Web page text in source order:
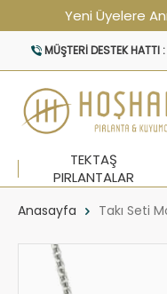
Yeni Üyelere
MÜŞTERI DESTEK HATTI :
TEKTAŞ
PIRLANTALAR
Anasayfa Takı Seti